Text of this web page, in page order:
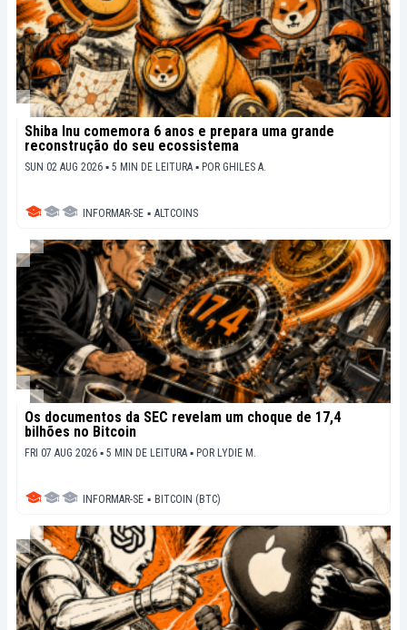
Shiba Inu comemora 6 anos e prepara uma grande
reconstrução do seu ecossistema
SUN 02 AUG 2026 ▪ 5 MIN DE LEITURA ▪ POR GHILES A.
INFORMAR-SE ▪ ALTCOINS
Os documentos da SEC revelam um choque de 17,4
bilhões no Bitcoin
FRI 07 AUG 2026 ▪ 5 MIN DE LEITURA ▪ POR LYDIE M.
INFORMAR-SE ▪ BITCOIN (BTC)